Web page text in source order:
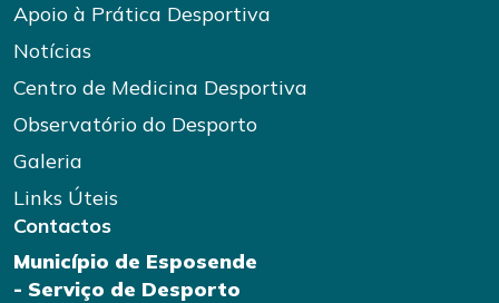
Apoio à Prática Desportiva
Notícias
Centro de Medicina Desportiva
Observatório do Desporto
Galeria
Links Úteis
Contactos
Município de Esposende
- Serviço de Desporto